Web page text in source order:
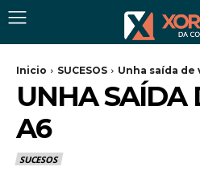
Inicio SUCESOS Unha saída de
UNHA SAÍDA
A6
SUCESOS